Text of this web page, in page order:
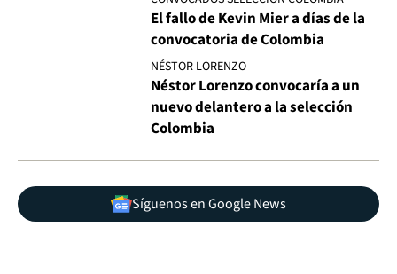
El fallo de Kevin Mier a días de la
convocatoria de Colombia
NÉSTOR LORENZO
Néstor Lorenzo convocaría a un
nuevo delantero a la selección
Colombia
Síguenos en Google News